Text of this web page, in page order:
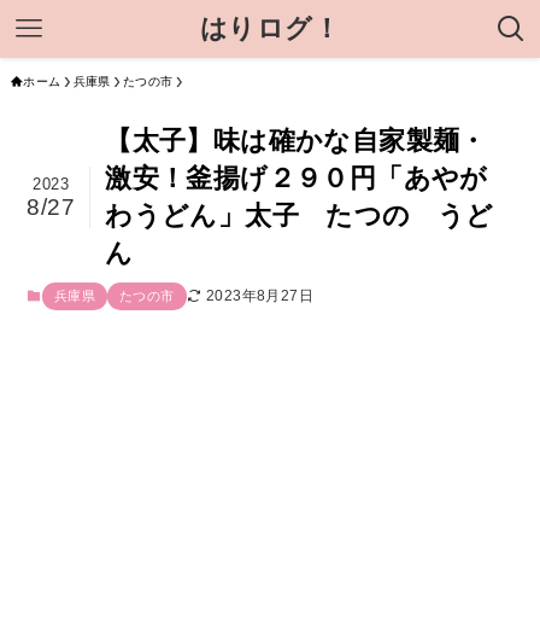
はりログ！
ホーム 兵庫県 たつの市
【太子】味は確かな自家製麺・
激安！釜揚げ２９０円「あやが
わうどん」太子 たつの うど
ん
2023
8/27
兵庫県 たつの市 2023年8月27日